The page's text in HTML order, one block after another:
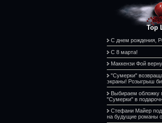
Top
С днем рождения,
С 8 марта!
Маккензи Фой
"Сумерки"
экраны! Розыгрыш
Выбираем обложку
"Сумерки" в
Стефани Майер
на будущие романы